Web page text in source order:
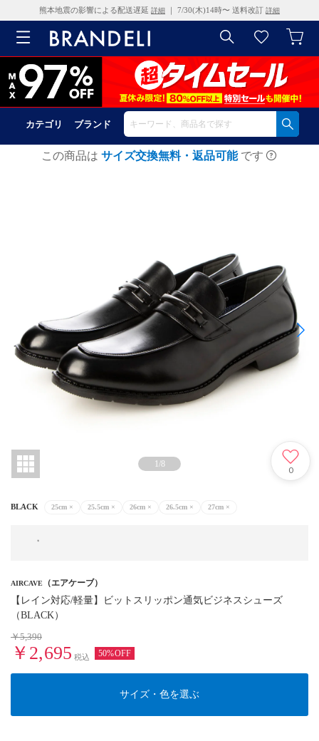
熊本地震の影響による配送遅延 詳細 ｜ 7/30(木)14時〜 送料改訂 詳細
カテゴリ ブランド
この商品は サイズ交換無料・返品可能 です
1/8
0
BLACK 25cm × 25.5cm × 26cm × 26.5cm × 27cm ×
AIRCAVE （エアケーブ）
【レイン対応/軽量】ビットスリッポン通気ビジネスシューズ
（BLACK）
￥5,390
￥2,695 税込 50%OFF
サイズ・色を選ぶ